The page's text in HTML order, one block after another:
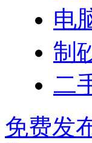
电
制
二
免费发